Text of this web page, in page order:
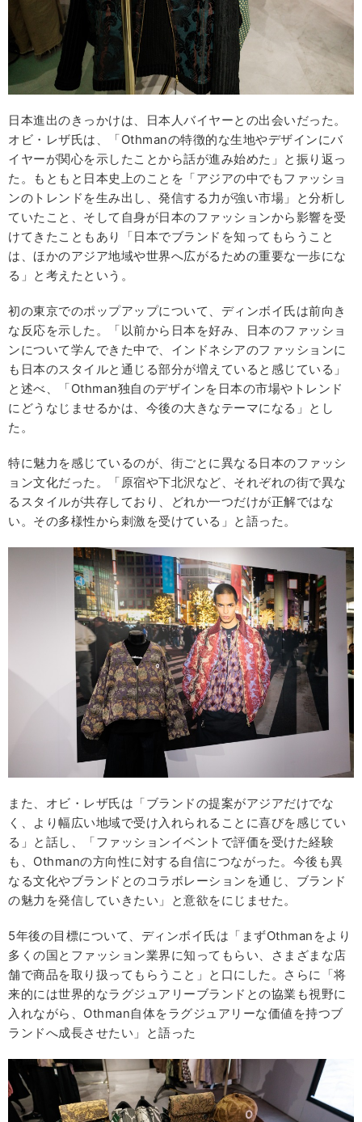
日本進出のきっかけは、日本人バイヤーとの出会いだった。
オビ・レザ氏は、「Othmanの特徴的な生地やデザインにバ
イヤーが関心を示したことから話が進み始めた」と振り返っ
た。もともと日本史上のことを「アジアの中でもファッショ
ンのトレンドを生み出し、発信する力が強い市場」と分析し
ていたこと、そして自身が日本のファッションから影響を受
けてきたこともあり「日本でブランドを知ってもらうこと
は、ほかのアジア地域や世界へ広がるための重要な一歩にな
る」と考えたという。
初の東京でのポップアップについて、ディンボイ氏は前向き
な反応を示した。「以前から日本を好み、日本のファッショ
ンについて学んできた中で、インドネシアのファッションに
も日本のスタイルと通じる部分が増えていると感じている」
と述べ、「Othman独自のデザインを日本の市場やトレンド
にどうなじませるかは、今後の大きなテーマになる」とし
た。
特に魅力を感じているのが、街ごとに異なる日本のファッシ
ョン文化だった。「原宿や下北沢など、それぞれの街で異な
るスタイルが共存しており、どれか一つだけが正解ではな
い。その多様性から刺激を受けている」と語った。
また、オビ・レザ氏は「ブランドの提案がアジアだけでな
く、より幅広い地域で受け入れられることに喜びを感じてい
る」と話し、「ファッションイベントで評価を受けた経験
も、Othmanの方向性に対する自信につながった。今後も異
なる文化やブランドとのコラボレーションを通じ、ブランド
の魅力を発信していきたい」と意欲をにじませた。
5年後の目標について、ディンボイ氏は「まずOthmanをより
多くの国とファッション業界に知ってもらい、さまざまな店
舗で商品を取り扱ってもらうこと」と口にした。さらに「将
来的には世界的なラグジュアリーブランドとの協業も視野に
入れながら、Othman自体をラグジュアリーな価値を持つブ
ランドへ成長させたい」と語った